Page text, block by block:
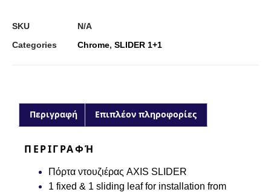
SKU
N/A
Categories
Chrome, SLIDER 1+1
Περιγραφή Επιπλέον πληροφορίες
ΠΕΡΙΓΡΑΦΉ
Πόρτα ντουζιέρας AXIS SLIDER
1 fixed & 1 sliding leaf for installation from